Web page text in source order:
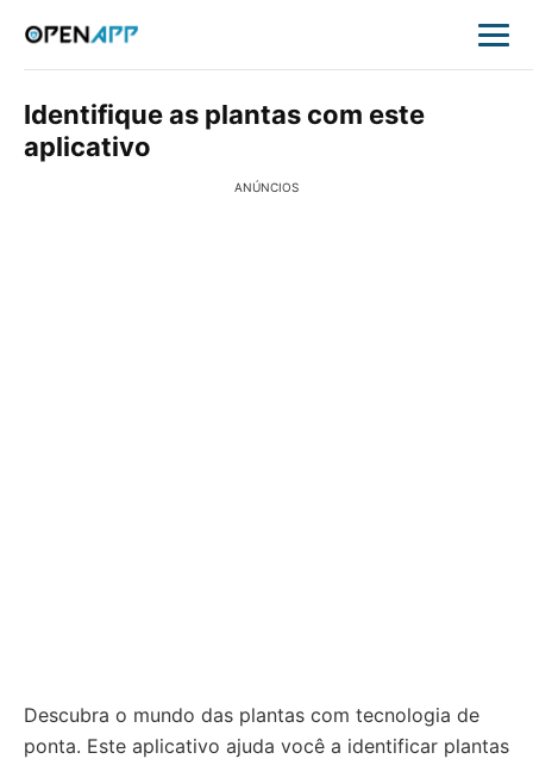
Identifique as plantas com este
aplicativo
ANÚNCIOS
Descubra o mundo das plantas com tecnologia de
ponta. Este aplicativo ajuda você a identificar plantas